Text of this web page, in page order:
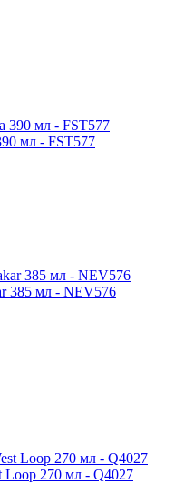
мл - FST577
385 мл - NEV576
Loop 270 мл - Q4027